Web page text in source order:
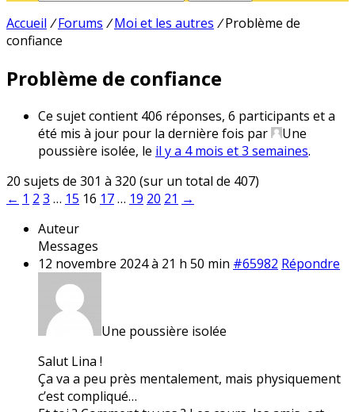
Accueil / Forums / Moi et les autres / Problème de
confiance
Problème de confiance
Ce sujet contient 406 réponses, 6 participants et a
été mis à jour pour la dernière fois par
Une
poussière isolée, le il y a 4 mois et 3 semaines.
20 sujets de 301 à 320 (sur un total de 407)
← 1 2 3 … 15 16 17… 19 20 21 →
Auteur
Messages
12 novembre 2024 à 21 h 50 min #65982 Répondre
Une poussière isolée
Salut Lina !
Ça va a peu près mentalement, mais physiquement
c’est compliqué…